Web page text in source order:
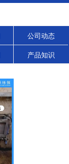
公司动态
产品知识